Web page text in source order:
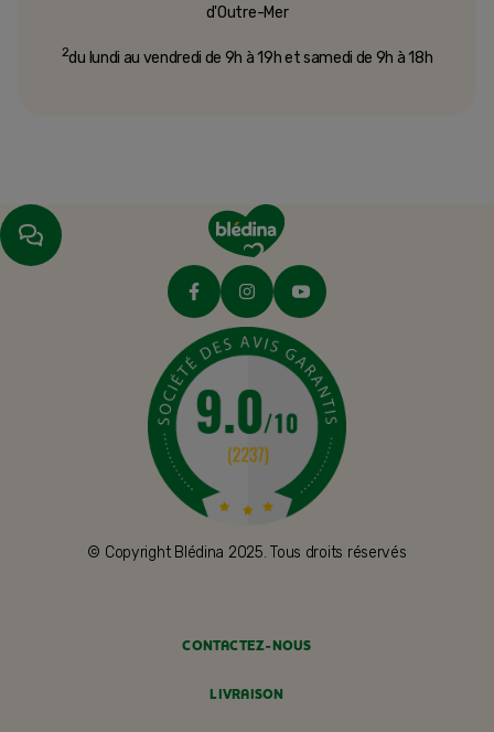
d'Outre-Mer​
2du lundi au vendredi de 9h à 19h et samedi de 9h à 18h
© Copyright Blédina 2025. Tous droits réservés
CONTACTEZ-NOUS
LIVRAISON